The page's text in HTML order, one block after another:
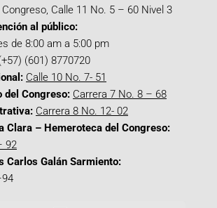
Calle 11 No. 5 – 60 Nivel 3
al público:
de 8:00 am a 5:00 pm
(601) 8770720
Calle 10 No. 7- 51
del Congreso: Carrera 7 No. 8 – 68
Carrera 8 No. 12- 02
Clara – Hemeroteca del Congreso:
92
Carlos Galán Sarmiento: